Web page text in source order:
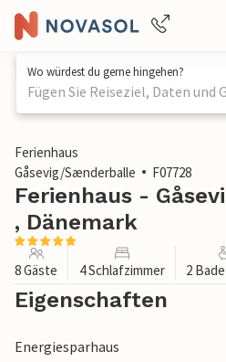
Wo würdest du gerne hingehen?
Fügen Sie Reiseziel, Daten und
1 / 21
Ferienhaus
Gåsevig/Sænderballe
F07728
Ferienhaus -
, Dänemark
8 Gäste 4 Schlafzimmer 2
Eigenschaften
Energiesparhaus